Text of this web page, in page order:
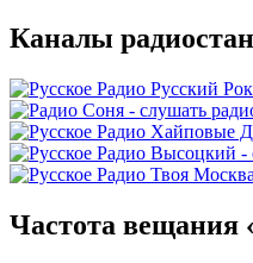
Каналы
Частота вещания